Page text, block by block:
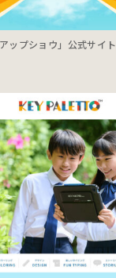
ップショウ」公式サイト